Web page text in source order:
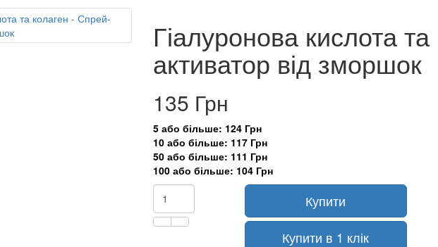
Гіалуронова кислота
активатор від зморшок
135 Грн
5 або більше: 124 Грн
10 або більше: 117 Грн
50 або більше: 111 Грн
100 або більше: 104 Грн
Купити
Купити в 1 клік